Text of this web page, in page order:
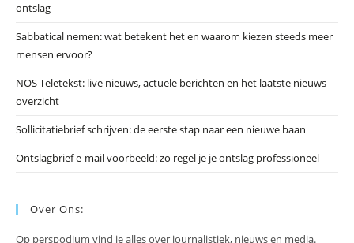
ontslag
Sabbatical nemen: wat betekent het en waarom kiezen steeds meer
mensen ervoor?
NOS Teletekst: live nieuws, actuele berichten en het laatste nieuws
overzicht
Sollicitatiebrief schrijven: de eerste stap naar een nieuwe baan
Ontslagbrief e-mail voorbeeld: zo regel je je ontslag professioneel
Over Ons:
Op perspodium vind je alles over journalistiek, nieuws en media.